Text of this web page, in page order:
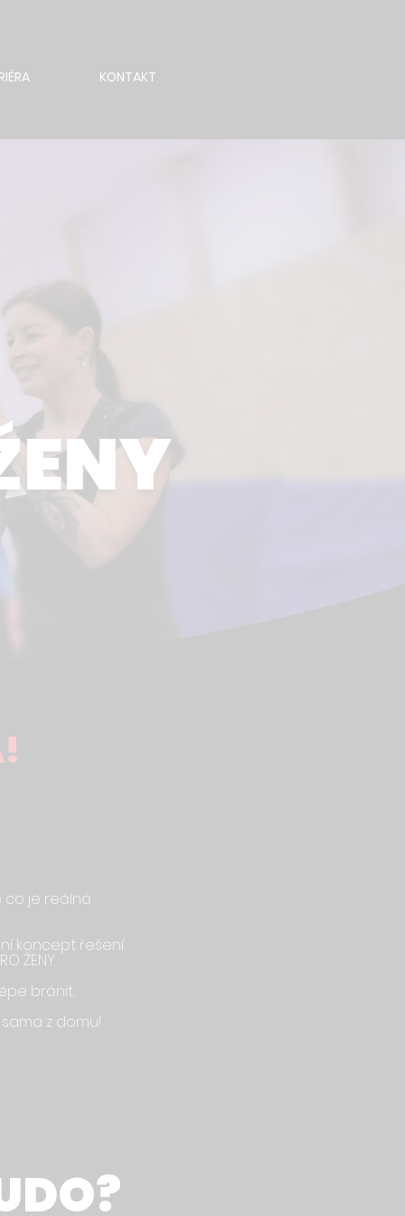
KONTAKT
co je reálná
koncept řešení
ŽENY.
bránit.
z domu!